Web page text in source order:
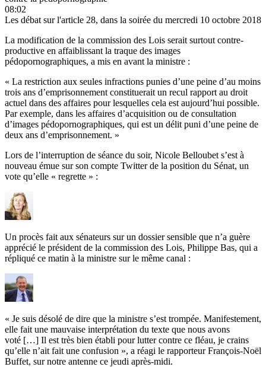
08:02
Les débat sur l'article 28, dans la soirée du mercredi 10 octobre 2018
La modification de la commission des Lois serait surtout contre-
productive en affaiblissant la traque des images
pédopornographiques, a mis en avant la ministre :
« La restriction aux seules infractions punies d’une peine d’au moins
trois ans d’emprisonnement constituerait un recul rapport au droit
actuel dans des affaires pour lesquelles cela est aujourd’hui possible.
Par exemple, dans les affaires d’acquisition ou de consultation
d’images pédopornographiques, qui est un délit puni d’une peine de
deux ans d’emprisonnement. »
Lors de l’interruption de séance du soir, Nicole Belloubet s’est à
nouveau émue sur son compte Twitter de la position du Sénat, un
vote qu’elle « regrette » :
Un procès fait aux sénateurs sur un dossier sensible que n’a guère
apprécié le président de la commission des Lois, Philippe Bas, qui a
répliqué ce matin à la ministre sur le même canal :
« Je suis désolé de dire que la ministre s’est trompée. Manifestement,
elle fait une mauvaise interprétation du texte que nous avons
voté […] Il est très bien établi pour lutter contre ce fléau, je crains
qu’elle n’ait fait une confusion », a réagi le rapporteur François-Noël
Buffet, sur notre antenne ce jeudi après-midi.